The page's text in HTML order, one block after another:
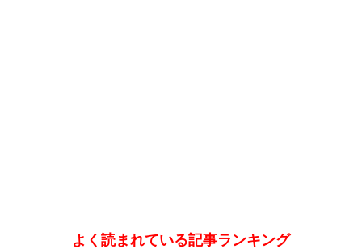
よく読まれている記事ランキング